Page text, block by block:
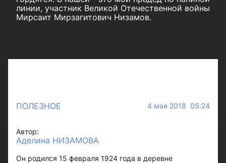
линии, участник Великой Отечественной войны
Мирсаит Мирзагитович Низамов.
ПОЛЕЗНОЕ 4 мая 2018 05:24
Автор:
Аделина НИЗАМОВА
Он родился 15 февраля 1924 года в деревне